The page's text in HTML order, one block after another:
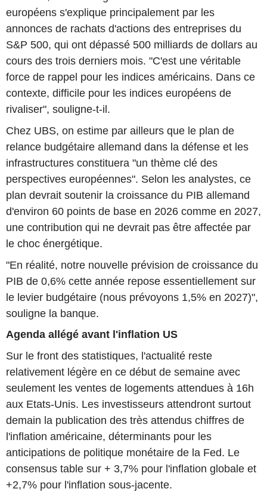
européens s'explique principalement par les
annonces de rachats d'actions des entreprises du
S&P 500, qui ont dépassé 500 milliards de dollars au
cours des trois derniers mois. "C'est une véritable
force de rappel pour les indices américains. Dans ce
contexte, difficile pour les indices européens de
rivaliser", souligne-t-il.
Chez UBS, on estime par ailleurs que le plan de
relance budgétaire allemand dans la défense et les
infrastructures constituera "un thème clé des
perspectives européennes". Selon les analystes, ce
plan devrait soutenir la croissance du PIB allemand
d'environ 60 points de base en 2026 comme en 2027,
une contribution qui ne devrait pas être affectée par
le choc énergétique.
"En réalité, notre nouvelle prévision de croissance du
PIB de 0,6% cette année repose essentiellement sur
le levier budgétaire (nous prévoyons 1,5% en 2027)",
souligne la banque.
Agenda allégé avant l'inflation US
Sur le front des statistiques, l'actualité reste
relativement légère en ce début de semaine avec
seulement les ventes de logements attendues à 16h
aux Etats-Unis. Les investisseurs attendront surtout
demain la publication des très attendus chiffres de
l'inflation américaine, déterminants pour les
anticipations de politique monétaire de la Fed. Le
consensus table sur + 3,7% pour l'inflation globale et
+2,7% pour l'inflation sous-jacente.